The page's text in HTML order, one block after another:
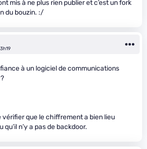
mis à ne plus rien publier et c’est un fork
du bouzin. :/
à un logiciel de communications
vérifier que le chiffrement a bien lieu
n’y a pas de backdoor.